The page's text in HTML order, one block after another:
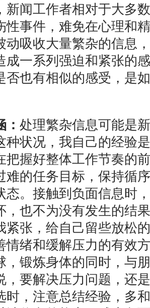
新闻工作者相对于大多
性事件，难免在心理和
动吸收大量繁杂的信息
成一系列强迫和紧张的
否也有相似的感受，是
： 处理繁杂信息可能是
种状况，我自己的经验
把握好整体工作节奏的
难的任务目标，保持循
态。接触到负面信息时
，也不为没有发生的结
紧张，给自己留些放松
情绪和缓解压力的有效
，锻炼身体的同时，与
，要解决压力问题，还
时，注意总结经验，多